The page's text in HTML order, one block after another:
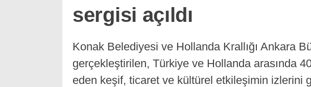
sergisi açıldı
Konak Belediyesi ve Hollanda Krallığı Ankara
gerçekleştirilen, Türkiye ve Hollanda arasında
eden keşif, ticaret ve kültürel etkileşimin izlerini